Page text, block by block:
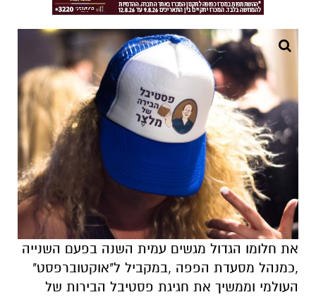
את חלומו הגדול מגשים עמית השנה בפעם השנייה
,כמנהל מסעדת הפפה ,במקביל ל"אוקטוברפסט"
העולמי וממשיך את חגיגת פסטיבל הבירות של